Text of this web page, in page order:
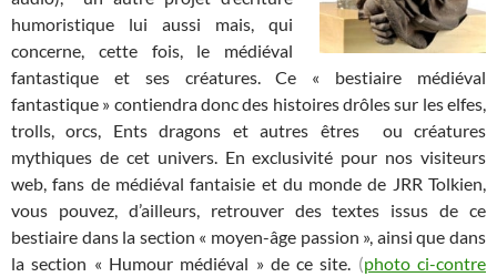
humoristique lui aussi mais, qui
concerne, cette fois, le médiéval
fantastique et ses créatures. Ce « bestiaire médiéval
fantastique » contiendra donc des histoires drôles sur les elfes,
trolls, orcs, Ents dragons et autres êtres ou créatures
mythiques de cet univers. En exclusivité pour nos visiteurs
web, fans de médiéval fantaisie et du monde de JRR Tolkien,
vous pouvez, d’ailleurs, retrouver des textes issus de ce
bestiaire dans la section « moyen-âge passion », ainsi que dans
la section « Humour médiéval » de ce site. (photo ci-contre